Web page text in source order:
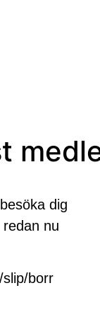
dig
nu
borr